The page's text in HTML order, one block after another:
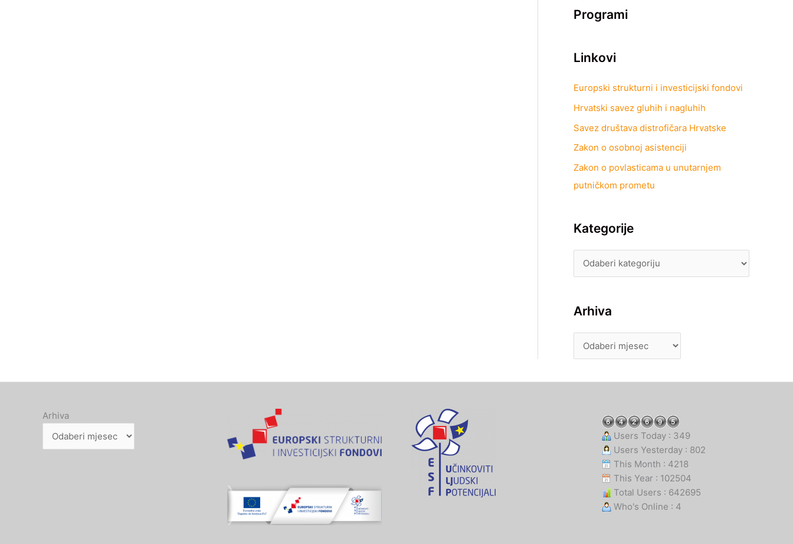
Programi
Linkovi
Europski strukturni i investicijski fondovi
Hrvatski savez gluhih i nagluhih
Savez društava distrofičara Hrvatske
Zakon o osobnoj asistenciji
Zakon o povlasticama u unutarnjem
putničkom prometu
Kategorije
Arhiva
Arhiva
Users Today : 349
Users Yesterday : 802
This Month : 4218
This Year : 102504
Total Users : 642695
Who's Online : 4